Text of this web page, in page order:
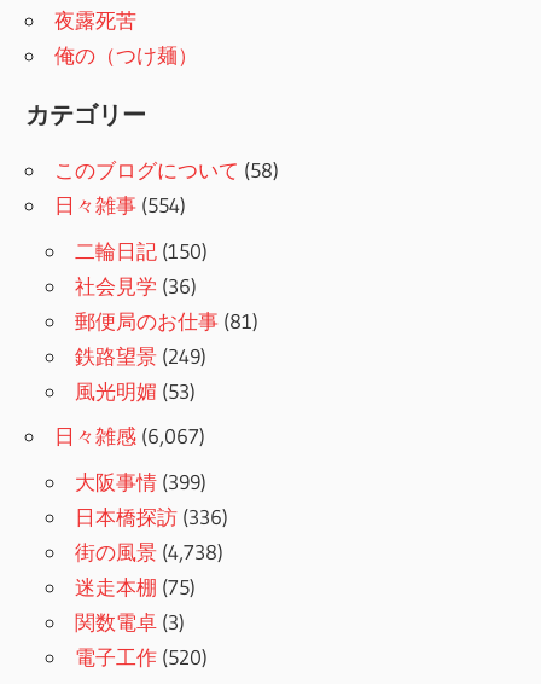
夜露死苦
俺の（つけ麺）
カテゴリー
このブログについて (58)
日々雑事 (554)
二輪日記 (150)
社会見学 (36)
郵便局のお仕事 (81)
鉄路望景 (249)
風光明媚 (53)
日々雑感 (6,067)
大阪事情 (399)
日本橋探訪 (336)
街の風景 (4,738)
迷走本棚 (75)
関数電卓 (3)
電子工作 (520)